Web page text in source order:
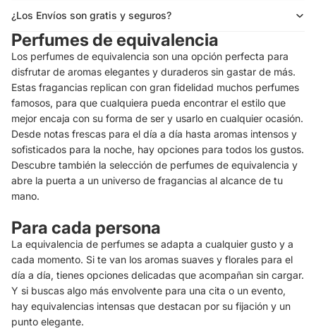
¿Los Envíos son gratis y seguros?
Perfumes de equivalencia
Los perfumes de equivalencia son una opción perfecta para
disfrutar de aromas elegantes y duraderos sin gastar de más.
Estas fragancias replican con gran fidelidad muchos perfumes
famosos, para que cualquiera pueda encontrar el estilo que
mejor encaja con su forma de ser y usarlo en cualquier ocasión.
Desde notas frescas para el día a día hasta aromas intensos y
sofisticados para la noche, hay opciones para todos los gustos.
Descubre también la selección de perfumes de equivalencia y
abre la puerta a un universo de fragancias al alcance de tu
mano.
Para cada persona
La equivalencia de perfumes se adapta a cualquier gusto y a
cada momento. Si te van los aromas suaves y florales para el
día a día, tienes opciones delicadas que acompañan sin cargar.
Y si buscas algo más envolvente para una cita o un evento,
hay equivalencias intensas que destacan por su fijación y un
punto elegante.